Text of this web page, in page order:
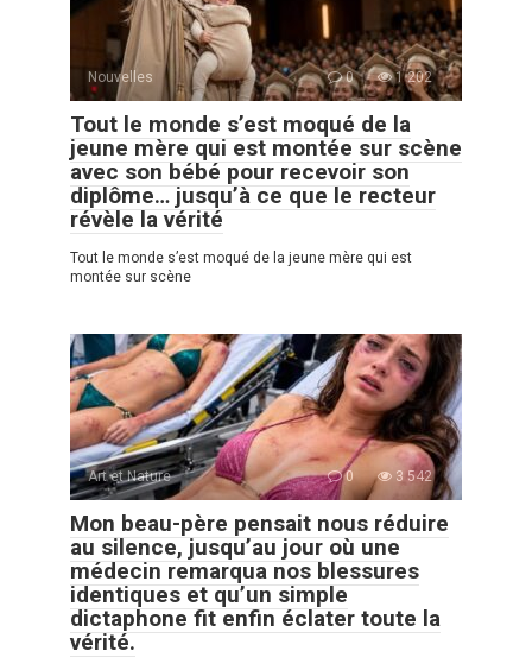
Nouvelles 0 1 202
Tout le monde s’est moqué de la
jeune mère qui est montée sur scène
avec son bébé pour recevoir son
diplôme… jusqu’à ce que le recteur
révèle la vérité
Tout le monde s’est moqué de la jeune mère qui est
montée sur scène
Art et Nature 0 3 542
Mon beau-père pensait nous réduire
au silence, jusqu’au jour où une
médecin remarqua nos blessures
identiques et qu’un simple
dictaphone fit enfin éclater toute la
vérité.